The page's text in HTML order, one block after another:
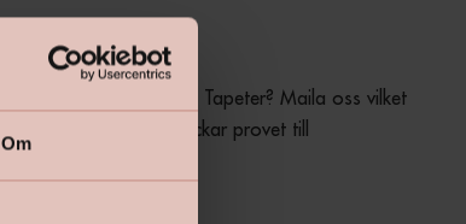
Om
ett tapetprov från Lycke Tapeter? Maila oss vilket